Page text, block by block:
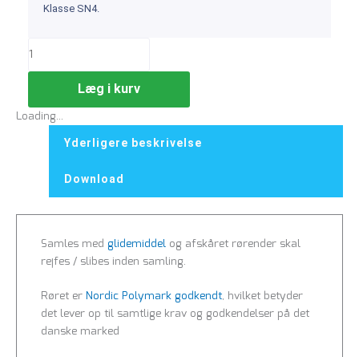
Klasse SN4.
Læg i kurv
Loading...
Yderligere beskrivelse
Download
Samles med glidemiddel og afskåret rørender skal
rejfes / slibes inden samling.
Røret erNordic Polymark godkendt, hvilket betyder
det lever op til samtlige krav og godkendelser på det
danske marked